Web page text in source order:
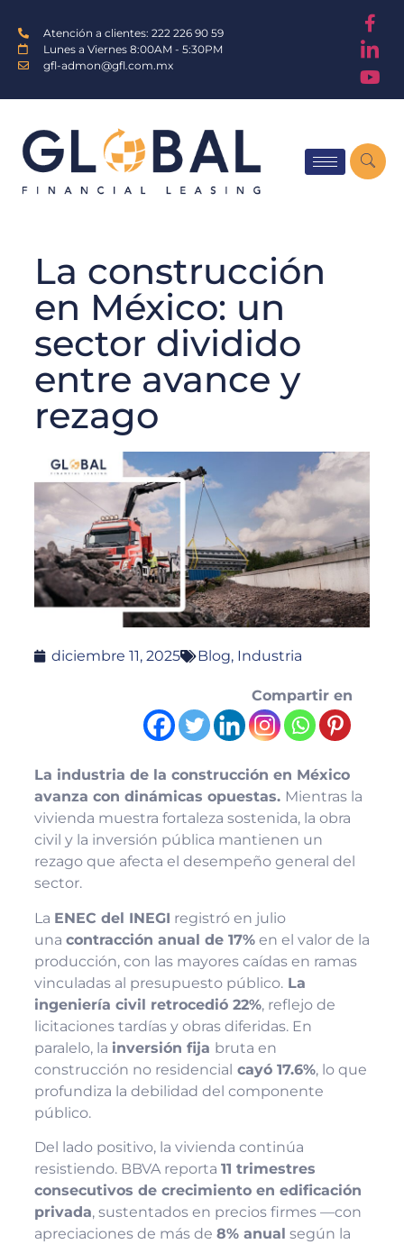
Atención a clientes: 222 226 90 59
Lunes a Viernes 8:00AM - 5:30PM
gfl-admon@gfl.com.mx
La construcción
en México: un
sector dividido
entre avance y
rezago
diciembre 11, 2025 Blog, Industria
Compartir en
La industria de la construcción en México
avanza con dinámicas opuestas. Mientras la
vivienda muestra fortaleza sostenida, la obra
civil y la inversión pública mantienen un
rezago que afecta el desempeño general del
sector.
La ENEC del INEGI registró en julio
una contracción anual de 17%en el valor de la
producción, con las mayores caídas en ramas
vinculadas al presupuesto público.La
ingeniería civil retrocedió 22%, reflejo de
licitaciones tardías y obras diferidas. En
paralelo, la inversión fija bruta en
construcción no residencial cayó 17.6%, lo que
profundiza la debilidad del componente
público.
Del lado positivo, la vivienda continúa
resistiendo. BBVA reporta 11 trimestres
consecutivos de crecimiento en edificación
privada, sustentados en precios firmes —con
apreciaciones de más de 8% anual según la